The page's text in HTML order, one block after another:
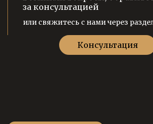
за консультацией
или свяжитесь с нами через
Консультация